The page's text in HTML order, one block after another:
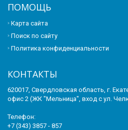
ПОМОЩЬ
Карта сайта
Поиск по сайту
Политика конфиденциальности
КОНТАКТЫ
620017, Свердловская область, г.
офис 2 (ЖК "Мельница", вход с ул.
Телефон:
+7 (343) 3857 - 857